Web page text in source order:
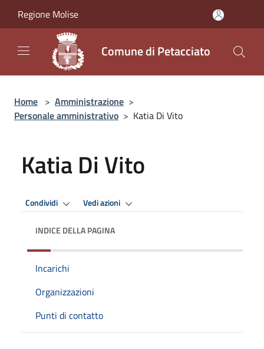
Regione Molise
Comune di Petacciato
Home > Amministrazione >
Personale amministrativo > Katia Di Vito
Katia Di Vito
Condividi Vedi azioni
INDICE DELLA PAGINA
Incarichi
Organizzazioni
Punti di contatto